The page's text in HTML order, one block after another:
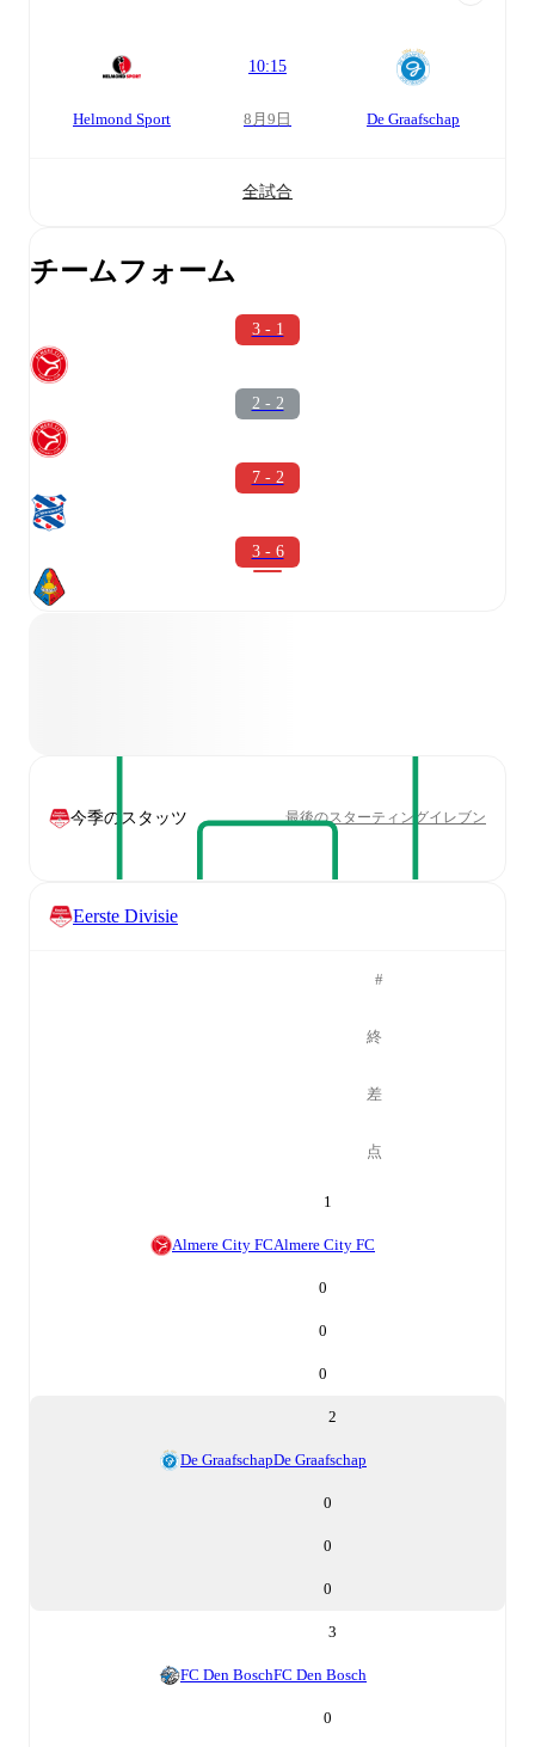
Helmond Sport
10:15
8月9日 De Graafschap
全試合
チームフォーム
3 - 1
2 - 2
7 - 2
3 - 6
今季のスタッツ 最後のスターティングイレブン
Eerste Divisie
#
終
差
点
1
Almere City FCAlmere City FC
0
0
0
2
De GraafschapDe Graafschap
0
0
0
3
FC Den BoschFC Den Bosch
0